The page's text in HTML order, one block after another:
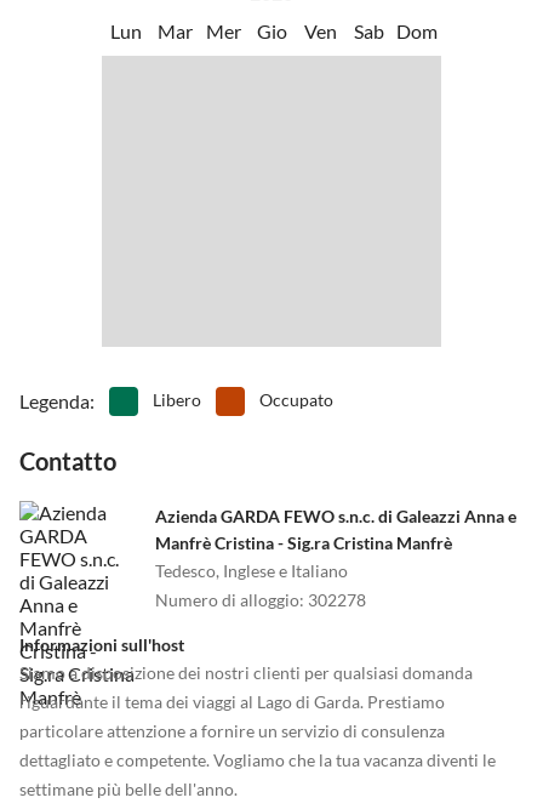
Vai in pedalò
Lun
Mar Mer Gio Ven Sab Dom
Legenda: Libero Occupato
Contatto
Azienda GARDA FEWO s.n.c. di Galeazzi Anna e
Manfrè Cristina - Sig.ra Cristina Manfrè
Tedesco, Inglese e Italiano
Numero di alloggio: 302278
Informazioni sull'host
Siamo a disposizione dei nostri clienti per qualsiasi domanda
riguardante il tema dei viaggi al Lago di Garda. Prestiamo
particolare attenzione a fornire un servizio di consulenza
dettagliato e competente. Vogliamo che la tua vacanza diventi le
settimane più belle dell'anno.